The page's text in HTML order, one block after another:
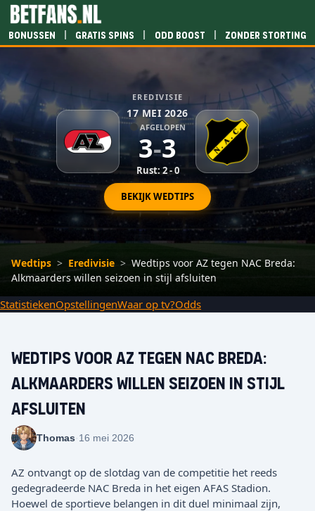
Bonussen | Gratis spins | Odd boost | Zonder storting
EREDIVISIE
17 MEI 2026
AFGELOPEN
3-3
Rust: 2 - 0
BEKIJK WEDTIPS
Wedtips > Eredivisie > Wedtips voor AZ tegen NAC Breda:
Alkmaarders willen seizoen in stijl afsluiten
StatistiekenOpstellingenWaar op tv?Odds
Wedtips voor AZ tegen NAC Breda:
Alkmaarders willen seizoen in stijl
afsluiten
Thomas·16 mei 2026
AZ ontvangt op de slotdag van de competitie het reeds
gedegradeerde NAC Breda in het eigen AFAS Stadion.
Hoewel de sportieve belangen in dit duel minimaal zijn,